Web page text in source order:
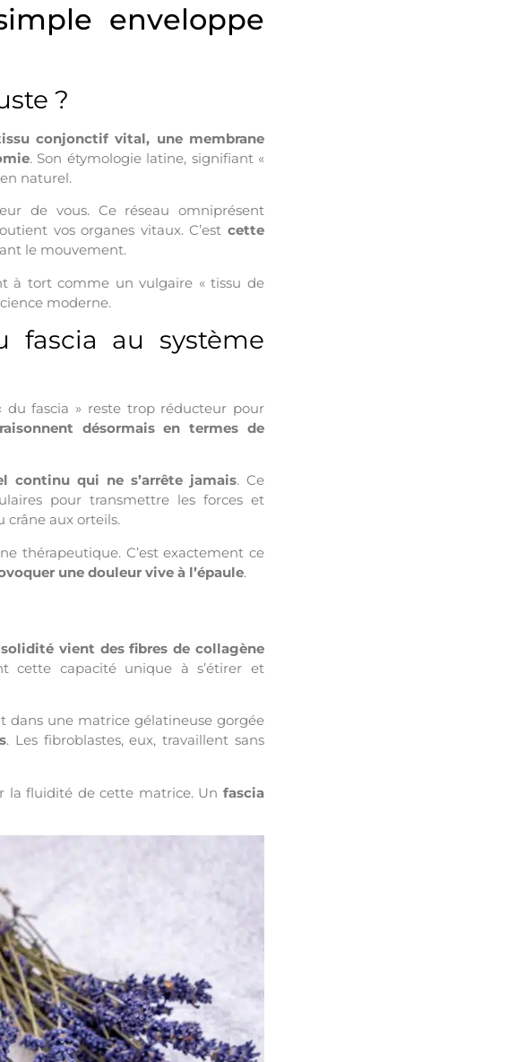
enveloppe
?
conjonctif vital, une membrane
. Son étymologie latine, signifiant «
naturel.
de vous. Ce réseau omniprésent
vos organes vitaux. C’est cette
le mouvement.
à tort comme un vulgaire « tissu de
moderne.
au système
fascia » reste trop réducteur pour
raisonnent désormais en termes de
continu qui ne s’arrête jamais. Ce
pour transmettre les forces et
crâne aux orteils.
thérapeutique. C’est exactement ce
une douleur vive à l’épaule.
solidité vient des fibres de collagène
cette capacité unique à s’étirer et
dans une matrice gélatineuse gorgée
. Les fibroblastes, eux, travaillent sans
la fluidité de cette matrice. Un fascia